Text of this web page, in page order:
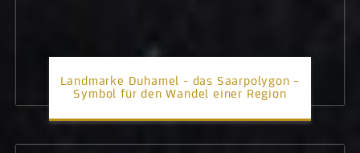
Landmarke Duhamel - das Saarpolygon –
Symbol für den Wandel einer Region